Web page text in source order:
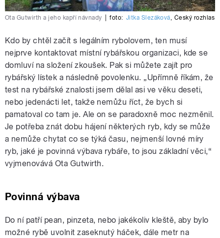
Ota Gutwirth a jeho kapří návnady foto: Jitka Slezáková, Český rozhlas
Kdo by chtěl začít s legálním rybolovem, ten musí
nejprve kontaktovat místní rybářskou organizaci, kde se
domluví na složení zkoušek. Pak si můžete zajít pro
rybářský lístek a následně povolenku. „Upřímně říkám, že
test na rybářské znalosti jsem dělal asi ve věku deseti,
nebo jedenácti let, takže nemůžu říct, že bych si
pamatoval co tam je. Ale on se paradoxně moc nezměnil.
Je potřeba znát dobu hájení některých ryb, kdy se může
a nemůže chytat co se týká času, nejmenší lovné míry
ryb, jaké je povinná výbava rybáře, to jsou základní věci,“
vyjmenovává Ota Gutwirth.
Povinná výbava
Do ní patří pean, pinzeta, nebo jakékoliv kleště, aby bylo
možné rybě uvolnit zaseknutý háček, dále metr na